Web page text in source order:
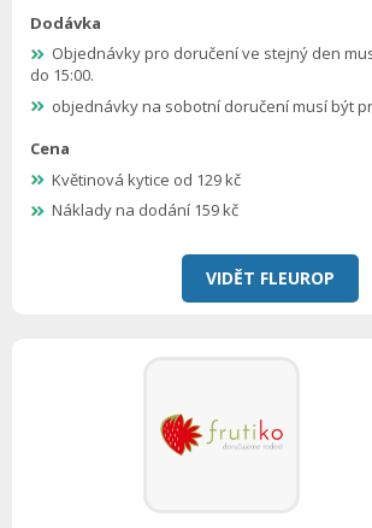
Dodávka
Objednávky pro doručení ve stejný den
do 15:00.
objednávky na sobotní doručení musí být
Cena
Květinová kytice od 129 kč
Náklady na dodání 159 kč
VIDĚT FLEUROP